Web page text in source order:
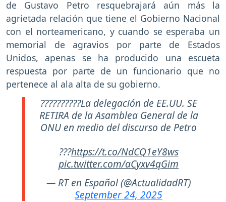
de Gustavo Petro resquebrajará aún más la
agrietada relación que tiene el Gobierno Nacional
con el norteamericano, y cuando se esperaba un
memorial de agravios por parte de Estados
Unidos, apenas se ha producido una escueta
respuesta por parte de un funcionario que no
pertenece al ala alta de su gobierno.
??????????La delegación de EE.UU. SE
RETIRA de la Asamblea General de la
ONU en medio del discurso de Petro
???https://t.co/NdCQ1eY8ws
pic.twitter.com/aCyxv4qGim
— RT en Español (@ActualidadRT)
September 24, 2025